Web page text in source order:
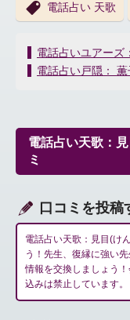
電話占い 天歌
投
稿
ー
シ
ョ
電話占いユアーズ
電話占い戸隠：
電話占い天歌：
ミ
口コミを投稿
電話占い天歌：見目(け
う！先生、復縁に強い
情報を交換しましょう
込みは禁止しています。